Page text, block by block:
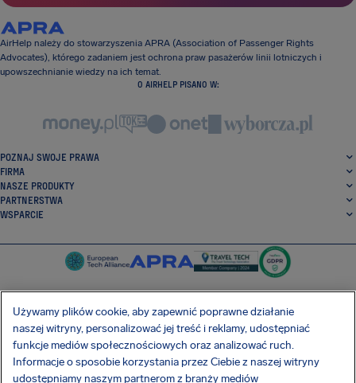
AirHelp należy do stowarzyszenia APRA (Association of Passenger Rights
Advocates), którego zadaniem jest ochrona praw pasażerów linii lotniczych i
upowszechnianie wiedzy na ich temat.
O AIRHELP PISANO W:
POZNAJ SWOJE PRAWA
FIRMA
NASZE PRODUKTY
PARTNERSTWA
WSPARCIE
SocialFacebook
SocialTwitter
SocialInstagram
SocialLinkedin
POBIERZ NASZĄ DARMOWĄ APLIKACJĘ
Używamy plików cookie, aby zapewnić poprawne działanie
naszej witryny, personalizować jej treść i reklamy, udostępniać
funkcje mediów społecznościowych oraz analizować ruch.
Informacje o sposobie korzystania przez Ciebie z naszej witryny
udostępniamy naszym partnerom z branży mediów